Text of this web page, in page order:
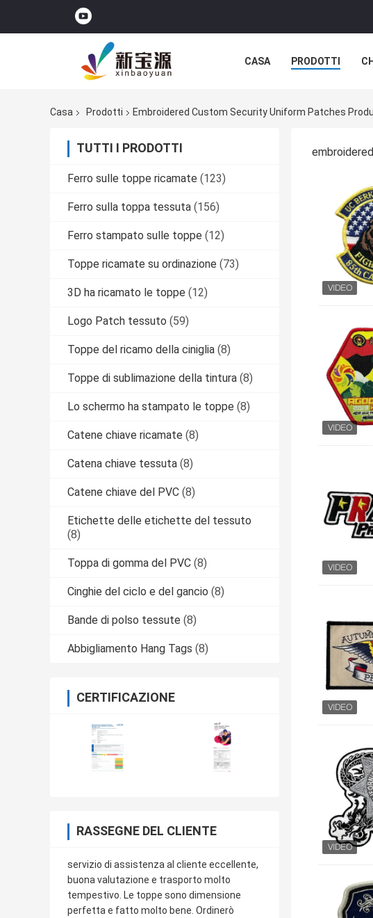
CASA PRODOTTI
Casa Prodotti Embroidered Custom Security Uniform Patches
TUTTI I PRODOTTI
Ferro sulle toppe ricamate (123)
Ferro sulla toppa tessuta (156)
Ferro stampato sulle toppe (12)
Toppe ricamate su ordinazione (73)
3D ha ricamato le toppe (12)
Logo Patch tessuto (59)
Toppe del ricamo della ciniglia (8)
Toppe di sublimazione della tintura (8)
Lo schermo ha stampato le toppe (8)
Catene chiave ricamate (8)
Catena chiave tessuta (8)
Catene chiave del PVC (8)
Etichette delle etichette del tessuto
(8)
Toppa di gomma del PVC (8)
Cinghie del ciclo e del gancio (8)
Bande di polso tessute (8)
Abbigliamento Hang Tags (8)
CERTIFICAZIONE
RASSEGNE DEL CLIENTE
servizio di assistenza al cliente eccellente,
buona valutazione e trasporto molto
tempestivo. Le toppe sono dimensione
perfetta e fatto molto bene. Ordinerò